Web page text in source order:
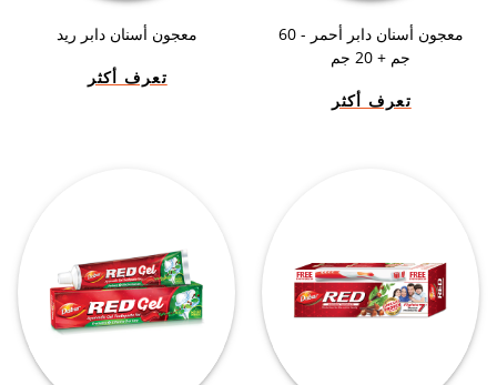
معجون أسنان دابر أحمر - 60
جم + 20 جم
تعرف أكثر
معجون أسنان دابر ريد
تعرف أكثر